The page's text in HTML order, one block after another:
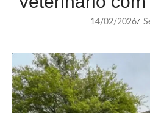
14/02/2026/